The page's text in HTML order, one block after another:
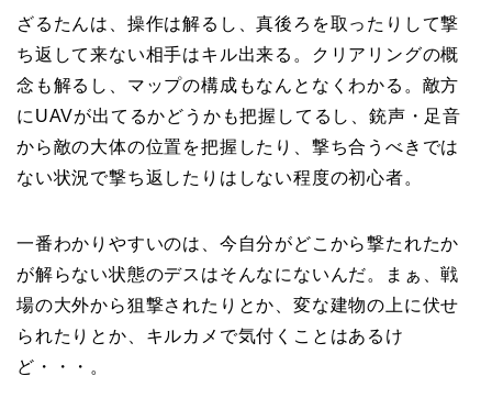
ざるたんは、操作は解るし、真後ろを取ったりして撃
ち返して来ない相手はキル出来る。クリアリングの概
念も解るし、マップの構成もなんとなくわかる。敵方
にUAVが出てるかどうかも把握してるし、銃声・足音
から敵の大体の位置を把握したり、撃ち合うべきでは
ない状況で撃ち返したりはしない程度の初心者。
一番わかりやすいのは、今自分がどこから撃たれたか
が解らない状態のデスはそんなにないんだ。まぁ、戦
場の大外から狙撃されたりとか、変な建物の上に伏せ
られたりとか、キルカメで気付くことはあるけ
ど・・・。